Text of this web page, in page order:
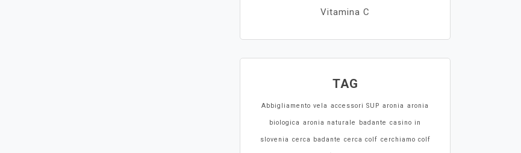
Vitamina C
TAG
Abbigliamento vela accessori SUP aronia aronia
biologica aronia naturale badante casino in
slovenia cerca badante cerca colf cerchiamo colf